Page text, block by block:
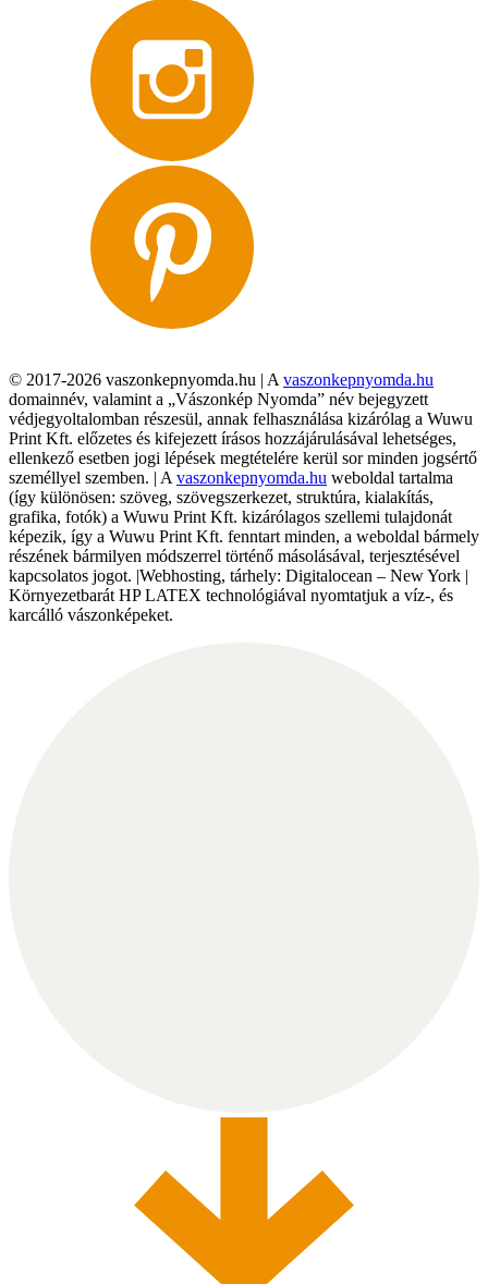
© 2017-2026 vaszonkepnyomda.hu | A vaszonkepnyomda.hu
domainnév, valamint a „Vászonkép Nyomda” név bejegyzett
védjegyoltalomban részesül, annak felhasználása kizárólag a Wuwu
Print Kft. előzetes és kifejezett írásos hozzájárulásával lehetséges,
ellenkező esetben jogi lépések megtételére kerül sor minden jogsértő
személlyel szemben. | A vaszonkepnyomda.hu weboldal tartalma
(így különösen: szöveg, szövegszerkezet, struktúra, kialakítás,
grafika, fotók) a Wuwu Print Kft. kizárólagos szellemi tulajdonát
képezik, így a Wuwu Print Kft. fenntart minden, a weboldal bármely
részének bármilyen módszerrel történő másolásával, terjesztésével
kapcsolatos jogot. |Webhosting, tárhely: Digitalocean – New York |
Környezetbarát HP LATEX technológiával nyomtatjuk a víz-, és
karcálló vászonképeket.